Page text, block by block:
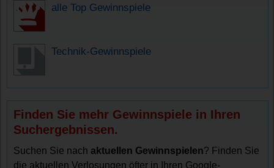
alle Top Gewinnspiele
Technik-Gewinnspiele
Finden Sie mehr Gewinnspiele in Ihren
Suchergebnissen.
Suchen Sie nachaktuellen Gewinnspielen? Finden Sie
die aktuellen Verlosungen öfter in Ihren Google-